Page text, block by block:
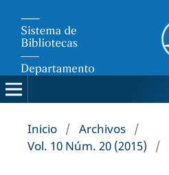
Inicio / Archivos /
Vol. 10 Núm. 20 (2015)
/